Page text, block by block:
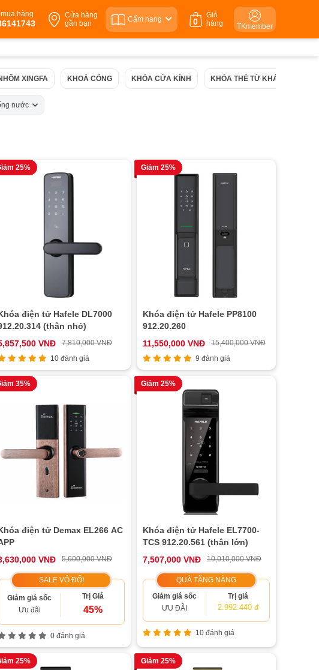
hàng
Cửa hàng
gần bạn
Cẩm nang
Giỏ
hàng
0 TKmember
XINGFA KHOÁ CỔNG KHÓA CỬA KÍNH KHÓA THẺ TỪ KHÁCH SẠN
nước
25%
điện tử Hafele DL7000
(thân nhỏ)
VNĐ
7,810,000 VNĐ
10 đánh giá
Giảm 25%
Khóa điện tử Hafele PP8100
912.20.260
11,550,000 VNĐ
15,400,000 VNĐ
9 đánh giá
35%
điện tử Demax EL266 AC
VNĐ
5,600,000 VNĐ
SALE VÔ ĐỐI
Giảm giá sốc
Ưu đãi
Trị Giá
45%
0 đánh giá
Giảm 25%
Khóa điện tử Hafele EL7700-
TCS 912.20.561 (thân lớn)
7,507,000 VNĐ
10,010,000 VNĐ
QUÀ TẶNG NÀNG
Giảm giá sốc
ƯU ĐÃI
Trị giá
2.992.440 đ
10 đánh giá
25% Giảm 25%